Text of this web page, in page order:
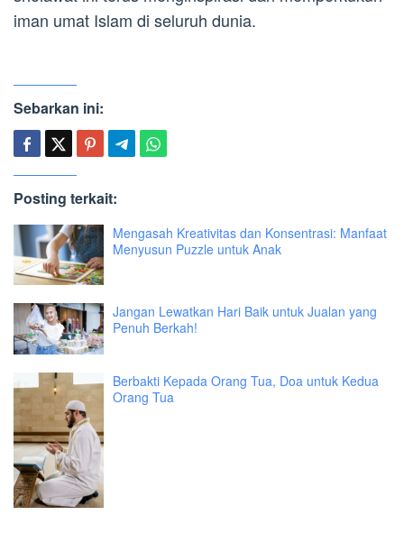
iman umat Islam di seluruh dunia.
Sebarkan ini:
Posting terkait:
Mengasah Kreativitas dan Konsentrasi: Manfaat
Menyusun Puzzle untuk Anak
Jangan Lewatkan Hari Baik untuk Jualan yang
Penuh Berkah!
Berbakti Kepada Orang Tua, Doa untuk Kedua
Orang Tua